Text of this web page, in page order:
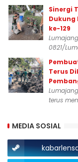
Sinergi
Dukung
ke-129
0821/
Terus
terus
MEDIA SOSIAL